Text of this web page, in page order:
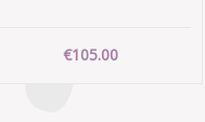
€105.00